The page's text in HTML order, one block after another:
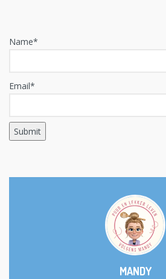
Name*
Email*
MANDY